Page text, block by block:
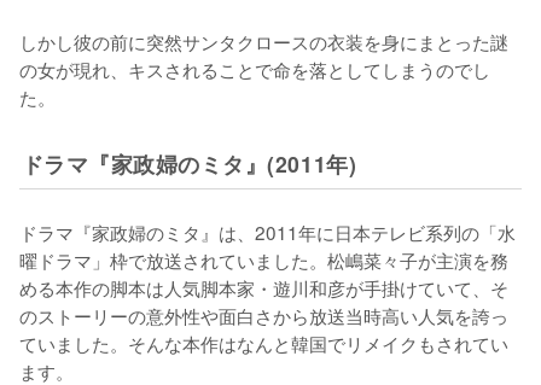
しかし彼の前に突然サンタクロースの衣装を身にまとった謎
の女が現れ、キスされることで命を落としてしまうのでし
た。
ドラマ『家政婦のミタ』(2011年)
ドラマ『家政婦のミタ』は、2011年に日本テレビ系列の「水
曜ドラマ」枠で放送されていました。松嶋菜々子が主演を務
める本作の脚本は人気脚本家・遊川和彦が手掛けていて、そ
のストーリーの意外性や面白さから放送当時高い人気を誇っ
ていました。そんな本作はなんと韓国でリメイクもされてい
ます。